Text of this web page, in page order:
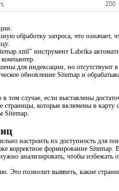
обработку запроса, что означает,
инструмент Labrika
для индексации, но отсутствуют в
обновление Sitemap и
том случае, если выставлены
которые включены в карту
Sitemap.
настроить их доступность для
корректное формирование
анализировать, чтобы избежать
Это позволит выявить, какие